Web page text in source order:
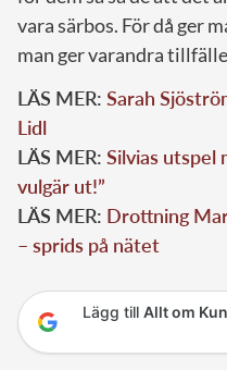
vara särbos. För då ger
man ger varandra
LÄS MER: Sarah
Lidl
LÄS MER: Silvias utspel
vulgär ut!”
LÄS MER: Drottning
– sprids på nätet
Lägg till Allt om